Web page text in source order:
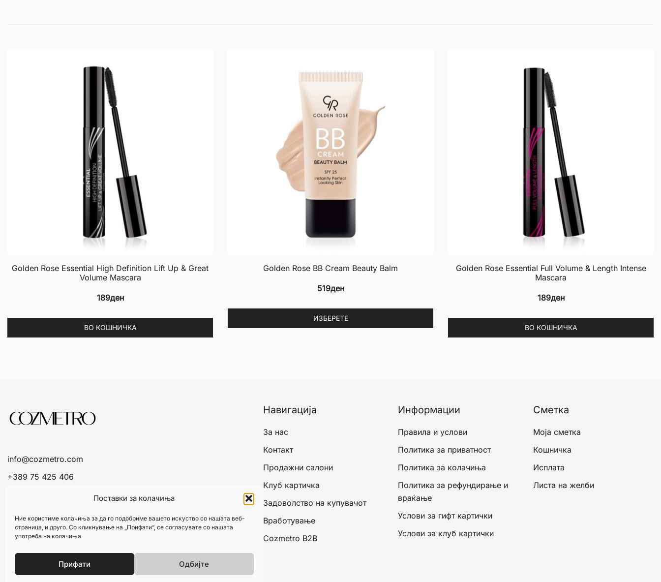
Поставки за колачиња
Ние користиме колачиња за да го подобриме вашето искуство со нашата веб-
страница, и друго. Со кликнување на „Прифати“, се согласувате со нашата
употреба на колачиња.
Прифати Одбијте
Golden Rose Essential High Definition Lift Up & Great
Volume Mascara
189ден
ВО КОШНИЧКА
Golden Rose BB Cream Beauty Balm
519ден
ИЗБЕРЕТЕ
This
be
on
the
Golden Rose Essential Full Volume & Length Intense
Mascara
189ден
ВО КОШНИЧКА
info@cozmetro.com
+389 75 425 406
Навигација
За нас
Контакт
Продажни салони
Клуб картичка
Задоволство на купувачот
Вработување
Cozmetro B2B
Информации
Правила и услови
Политика за приватност
Политика за колачиња
Политика за рефундирање и
враќање
Услови за гифт картички
Услови за клуб картички
Сметка
Моја сметка
Кошничка
Исплата
Листа на желби
© 2026 Cozmetro. Изработено одRefine.mk